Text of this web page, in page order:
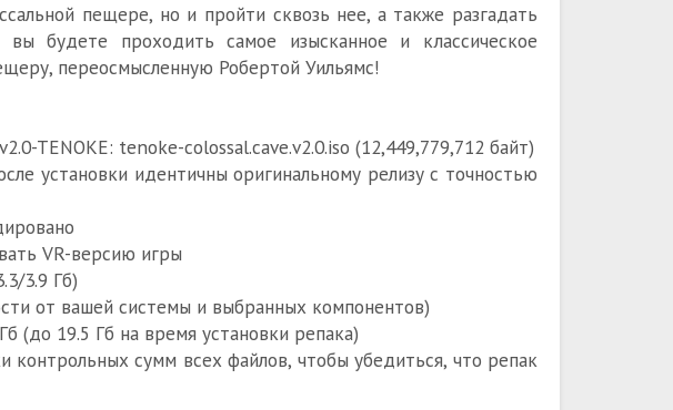
пещере, но и пройти сквозь нее, а также разгадать
будете проходить самое изысканное и классическое
переосмысленную Робертой Уильямс!
TENOKE: tenoke-colossal.cave.v2.0.iso (12,449,779,712 байт)
установки идентичны оригинальному релизу с точностью
VR-версию игры
3.9 Гб)
от вашей системы и выбранных компонентов)
(до 19.5 Гб на время установки репака)
контрольных сумм всех файлов, чтобы убедиться, что репак